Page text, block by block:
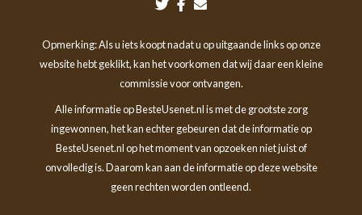
Opmerking: Als u iets koopt nadat u op uitgaande links op onze
website hebt geklikt, kan het voorkomen dat wij daar een kleine
commissie voor ontvangen.
Alle informatie op BesteUsenet.nl is met de grootste zorg
ingewonnen, het kan echter gebeuren dat de informatie op
BesteUsenet.nl op het moment van opzoeken niet juist of
onvolledig is. Daarom kan aan de informatie op deze website
geen rechten worden ontleend.